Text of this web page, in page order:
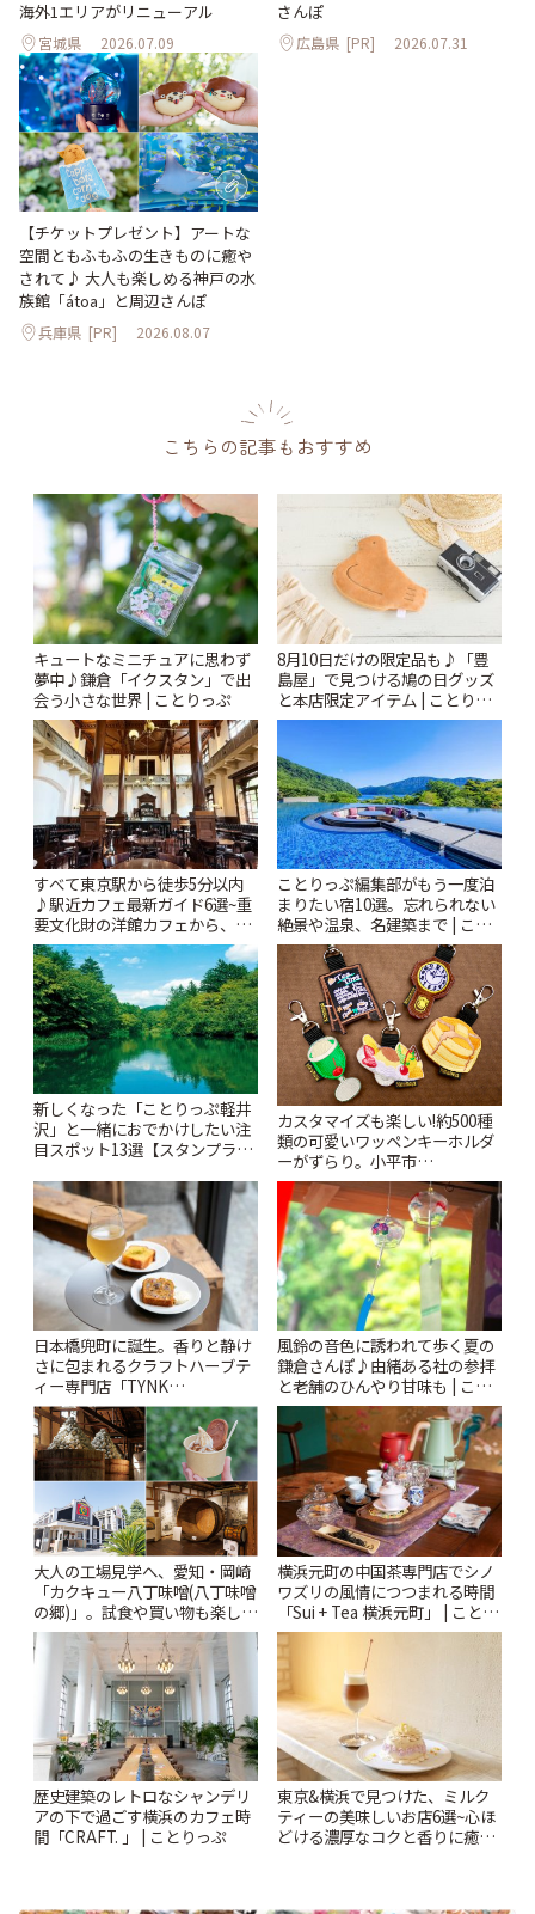
海外1エリアがリニューアル
宮城県 2026.07.09
さんぽ
広島県 [PR] 2026.07.31
【チケットプレゼント】アートな
空間ともふもふの生きものに癒や
されて♪ 大人も楽しめる神戸の水
族館「átoa」と周辺さんぽ
兵庫県 [PR] 2026.08.07
こちらの記事もおすすめ
キュートなミニチュアに思わず
夢中♪鎌倉「イクスタン」で出
会う小さな世界 | ことりっぷ
8月10日だけの限定品も♪「豊
島屋」で見つける鳩の日グッズ
と本店限定アイテム | ことりっ
ぷ
すべて東京駅から徒歩5分以内
♪駅近カフェ最新ガイド6選~重
要文化財の洋館カフェから、改
札すぐのレトロ喫茶まで~ | こと
りっぷ
ことりっぷ編集部がもう一度泊
まりたい宿10選。忘れられない
絶景や温泉、名建築まで | こと
りっぷ
新しくなった「ことりっぷ軽井
沢」と一緒におでかけしたい注
目スポット13選【スタンプラリ
カスタマイズも楽しい!約500種
類の可愛いワッペンキーホルダ
ーがずらり。小平市
「Kimamaya T&K」 | ことりっ
ぷ
日本橋兜町に誕生。香りと静け
さに包まれるクラフトハーブテ
ィー専門店「TYNK
Kabutocho」 | ことりっぷ
風鈴の音色に誘われて歩く夏の
鎌倉さんぽ♪由緒ある社の参拝
と老舗のひんやり甘味も | こと
りっぷ
大人の工場見学へ、愛知・岡崎
「カクキュー八丁味噌(八丁味噌
の郷)」。試食や買い物も楽しみ
♪ | ことりっぷ
横浜元町の中国茶専門店でシノ
ワズリの風情につつまれる時間
「Sui + Tea 横浜元町」 | ことり
っぷ
歴史建築のレトロなシャンデリ
アの下で過ごす横浜のカフェ時
間「CRAFT. 」 | ことりっぷ
東京&横浜で見つけた、ミルク
ティーの美味しいお店6選~心ほ
どける濃厚なコクと香りに癒や